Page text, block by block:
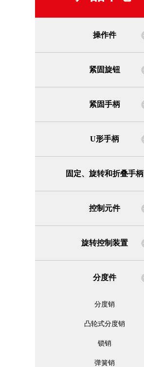
操作件
紧固旋钮
紧固手柄
U形手柄
固定、旋转和折叠手柄
控制元件
旋转控制装置
分度件
分度销
凸轮式分度销
锁销
弹簧销